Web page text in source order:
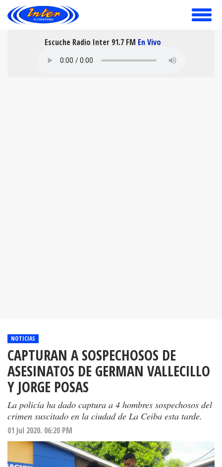
toggle
Escuche Radio Inter 91.7 FM En Vivo
NOTICIAS
CAPTURAN A SOSPECHOSOS DE
ASESINATOS DE GERMAN VALLECILLO
Y JORGE POSAS
La policía ha dado captura a 4 hombres sospechosos del
crimen suscitado en la ciudad de La Ceiba esta tarde.
01 Jul 2020. 06:20 PM